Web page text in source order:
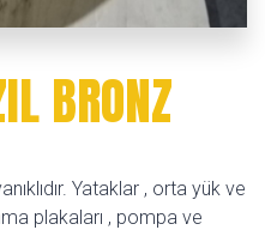
BRONZ
Yataklar , orta yük ve
plakaları , pompa ve